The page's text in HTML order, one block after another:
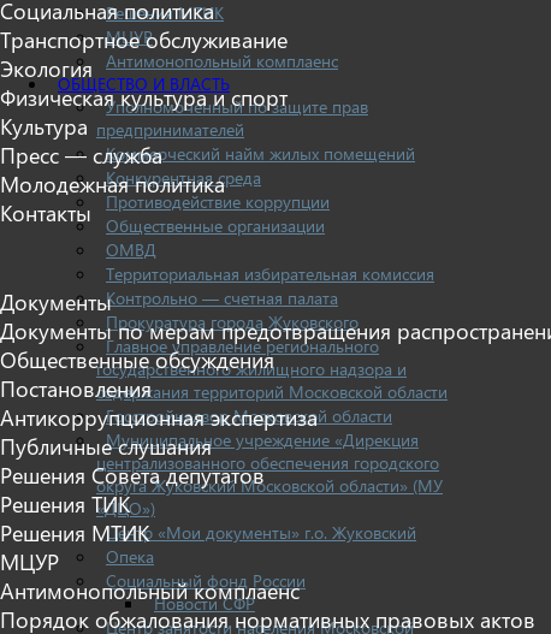
Решения МТИК
МЦУР
Антимонопольный комплаенс
ОБЩЕСТВО И ВЛАСТЬ
Уполномоченный по защите прав
предпринимателей
Коммерческий найм жилых помещений
Конкурентная среда
Противодействие коррупции
Общественные организации
ОМВД
Территориальная избирательная комиссия
Контрольно — счетная палата
Прокуратура города Жуковского
Главное управление регионального
государственного жилищного надзора и
содержания территорий Московской области
Госстройнадзор Московской области
Муниципальное учреждение «Дирекция
централизованного обеспечения городского
округа Жуковский Московской области» (МУ
«ДЦО»)
Центр «Мои документы» г.о. Жуковский
Опека
Социальный фонд России
Новости СФР
Центр занятости населения Московской
Социальная политика
Транспортное обслуживание
Экология
Физическая культура и спорт
Культура
Пресс — служба
Молодежная политика
Контакты
Документы
Документы по мерам предотвращения
Общественные обсуждения
Постановления
Антикоррупционная экспертиза
Публичные слушания
Решения Совета депутатов
Решения ТИК
Решения МТИК
МЦУР
Антимонопольный комплаенс
Порядок обжалования нормативных правовых актов